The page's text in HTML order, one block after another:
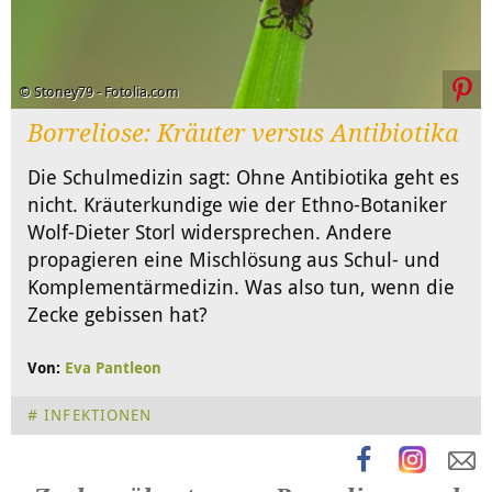
© Stoney79 - Fotolia.com
Borreliose: Kräuter versus Antibiotika
Die Schulmedizin sagt: Ohne Antibiotika geht es
nicht. Kräuterkundige wie der Ethno-Botaniker
Wolf-Dieter Storl widersprechen. Andere
propagieren eine Mischlösung aus Schul- und
Komplementärmedizin. Was also tun, wenn die
Zecke gebissen hat?
Von: Eva Pantleon
INFEKTIONEN